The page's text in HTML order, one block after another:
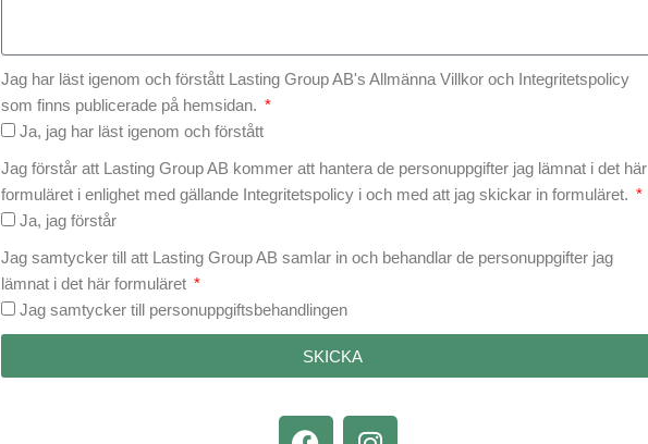
Jag har läst igenom och förstått Lasting Group AB's Allmänna Villkor och Integritetspolicy
som finns publicerade på hemsidan.
Ja, jag har läst igenom och förstått
Jag förstår att Lasting Group AB kommer att hantera de personuppgifter jag lämnat i det här
formuläret i enlighet med gällande Integritetspolicy i och med att jag skickar in formuläret.
Ja, jag förstår
Jag samtycker till att Lasting Group AB samlar in och behandlar de personuppgifter jag
lämnat i det här formuläret
Jag samtycker till personuppgiftsbehandlingen
SKICKA
F
I